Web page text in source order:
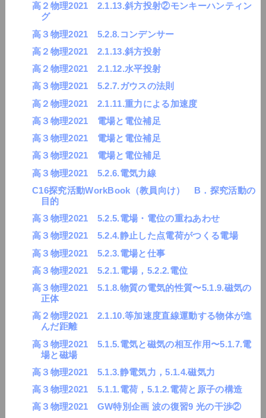
高２物理2021 2.1.13.斜方投射②モンキーハンティン
グ
高３物理2021 5.2.8.コンデンサー
高２物理2021 2.1.13.斜方投射
高２物理2021 2.1.12.水平投射
高３物理2021 5.2.7.ガウスの法則
高２物理2021 2.1.11.重力による加速度
高３物理2021 電場と電位補足
高３物理2021 電場と電位補足
高３物理2021 電場と電位補足
高３物理2021 5.2.6.電気力線
C16探究活動WorkBook（教員向け） B．探究活動の
目的
高３物理2021 5.2.5.電場・電位の重ねあわせ
高３物理2021 5.2.4.静止した点電荷がつくる電場
高３物理2021 5.2.3.電場と仕事
高３物理2021 5.2.1.電場，5.2.2.電位
高３物理2021 5.1.8.物質の電気的性質〜5.1.9.磁気の
正体
高２物理2021 2.1.10.等加速度直線運動する物体が進
んだ距離
高３物理2021 5.1.5.電気と磁気の相互作用〜5.1.7.電
場と磁場
高３物理2021 5.1.3.静電気力，5.1.4.磁気力
高３物理2021 5.1.1.電荷，5.1.2.電荷と原子の構造
高３物理2021 GW特別企画 波の復習9 光の干渉②